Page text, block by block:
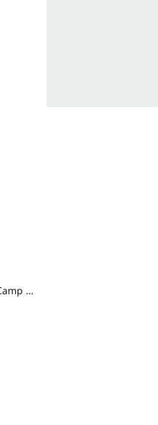
Teenage Sex and Death at Camp Miasma